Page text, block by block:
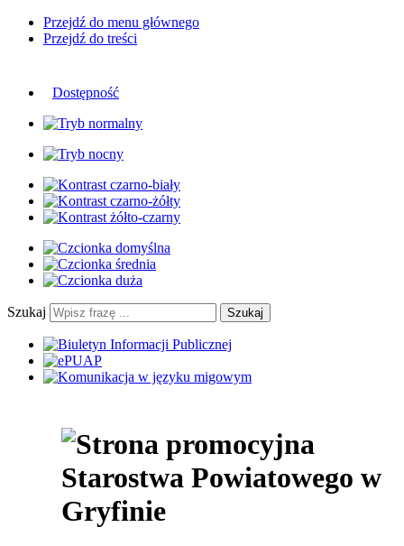
Przejdź do menu głównego
Przejdź do treści
Dostępność
Szukaj Szukaj